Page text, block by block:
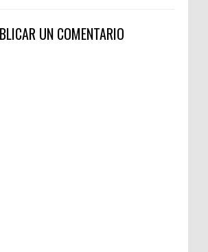
UN COMENTARIO